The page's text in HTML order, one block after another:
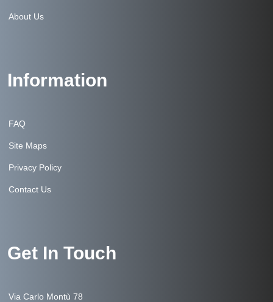
About Us
Information
FAQ
Site Maps
Privacy Policy
Contact Us
Get In Touch
Via Carlo Montù 78